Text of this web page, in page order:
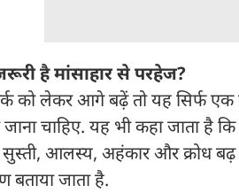
है मांसाहार से परहेज?
को लेकर आगे बढ़ें तो यह सिर्फ
जाना चाहिए. यह भी कहा जाता है
आलस्य, अहंकार और क्रोध बढ़
बताया जाता है.